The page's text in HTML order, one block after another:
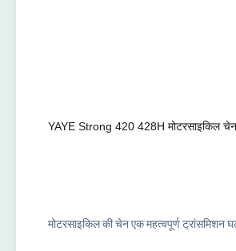
YAYE Strong 420 428H मोटरसाइकिल
मोटरसाइकिल की चेन एक महत्वपूर्ण ट्रांसमिशन